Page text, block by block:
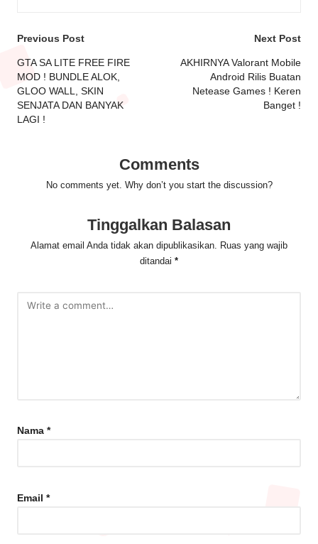
Post
navigation
Previous Post
GTA SA LITE FREE FIRE
MOD ! BUNDLE ALOK,
GLOO WALL, SKIN
SENJATA DAN BANYAK
LAGI !
Next Post
AKHIRNYA Valorant Mobile
Android Rilis Buatan
Netease Games ! Keren
Banget !
Comments
No comments yet. Why don’t you start the discussion?
Tinggalkan Balasan
Alamat email Anda tidak akan dipublikasikan.
Ruas yang wajib
ditandai *
Nama *
Email *